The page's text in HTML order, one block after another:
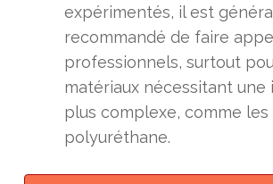
expérimentés, il est
recommandé de faire
professionnels, surtout
matériaux nécessitant une
plus complexe, comme les
polyuréthane.